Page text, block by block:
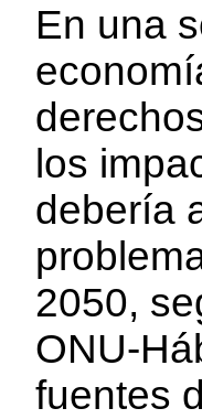
En una
los
debería
2050,
ONU-
fuentes